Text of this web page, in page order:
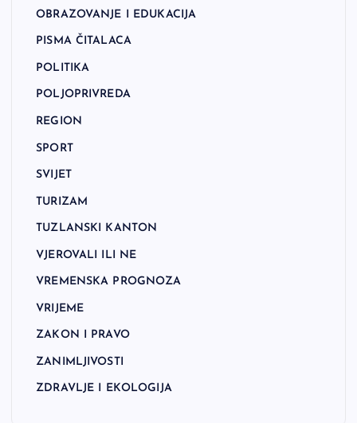
OBRAZOVANJE I EDUKACIJA
PISMA ČITALACA
POLITIKA
POLJOPRIVREDA
REGION
SPORT
SVIJET
TURIZAM
TUZLANSKI KANTON
VJEROVALI ILI NE
VREMENSKA PROGNOZA
VRIJEME
ZAKON I PRAVO
ZANIMLJIVOSTI
ZDRAVLJE I EKOLOGIJA